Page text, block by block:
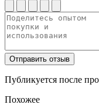
Отправить отзыв
Публикуется после
Похожее